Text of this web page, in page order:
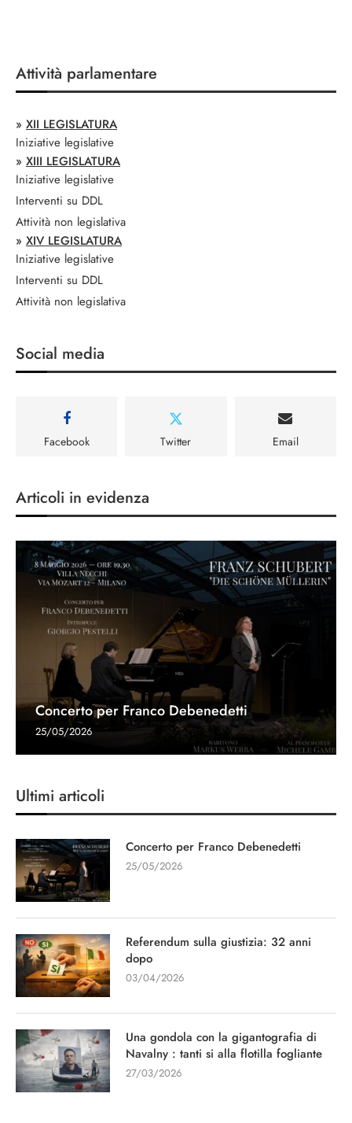
Attività parlamentare
» XII LEGISLATURA
Iniziative legislative
» XIII LEGISLATURA
Iniziative legislative
Interventi su DDL
Attività non legislativa
» XIV LEGISLATURA
Iniziative legislative
Interventi su DDL
Attività non legislativa
Social media
Facebook Twitter Email
Articoli in evidenza
Concerto per Franco Debenedetti
25/05/2026
Ultimi articoli
Concerto per Franco Debenedetti
25/05/2026
Referendum sulla giustizia: 32 anni
dopo
03/04/2026
Una gondola con la gigantografia di
Navalny : tanti si alla flotilla fogliante
27/03/2026